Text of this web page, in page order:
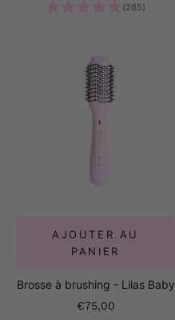
(265)
AJOUTER AU
PANIER
Brosse à brushing - Lilas Baby
Prix de vente
€75,00